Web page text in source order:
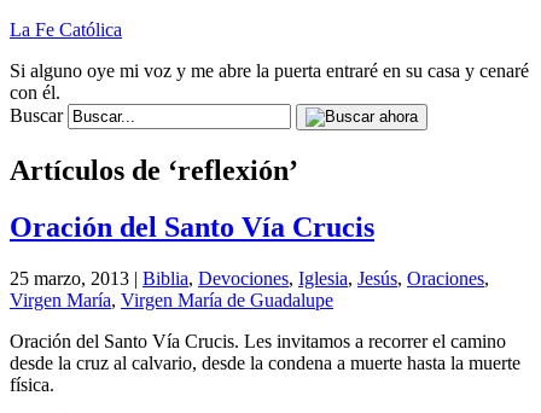
La Fe Católica
Si alguno oye mi voz y me abre la puerta entraré en su casa y cenaré
con él.
Buscar
Artículos de ‘reflexión’
Oración del Santo Vía Crucis
25 marzo, 2013 | Biblia, Devociones, Iglesia, Jesús, Oraciones,
Virgen María, Virgen María de Guadalupe
Oración del Santo Vía Crucis. Les invitamos a recorrer el camino
desde la cruz al calvario, desde la condena a muerte hasta la muerte
física.